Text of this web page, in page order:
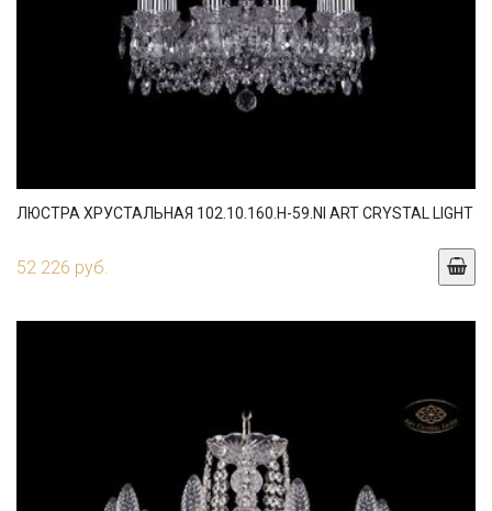
ЛЮСТРА ХРУСТАЛЬНАЯ 102.10.160.H-59.NI ART CRYSTAL LIGHT
52 226 руб.